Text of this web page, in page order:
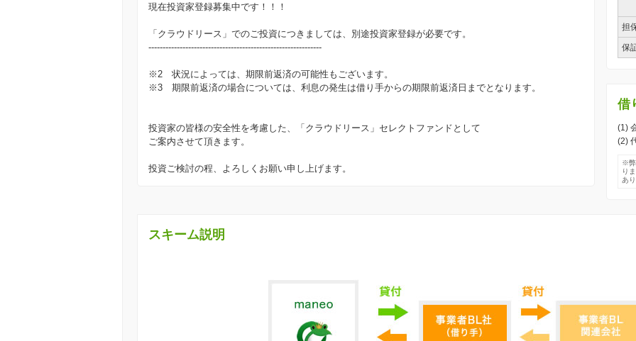
現在投資家登録募集中です！！！
「クラウドリース」でのご投資につきましては、別途投資家登録が必要です。
-------------------------------------------------------------
※2 状況によっては、期限前返済の可能性もございます。
※3 期限前返済の場合については、利息の発生は借り手からの期限前返済日までとなります。
投資家の皆様の安全性を考慮した、「クラウドリース」セレクトファンドとして
ご案内させて頂きます。
投資ご検討の程、よろしくお願い申し上げます。
担
保
借
(1)
(2)
※弊
り
あ
スキーム説明